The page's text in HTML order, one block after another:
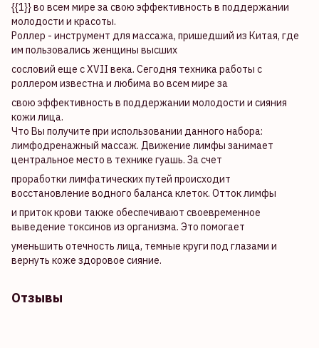
{{1}} во всем мире за свою эффективность в поддержании
молодости и красоты.
Роллер - инструмент для массажа, пришедший из Китая, где
им пользовались женщины высших
сословий еще с XVII века. Сегодня техника работы с
роллером известна и любима во всем мире за
свою эффективность в поддержании молодости и сияния
кожи лица.
Что Вы получите при использовании данного набора:
лимфодренажный массаж. Движение лимфы занимает
центральное место в технике гуашь. За счет
проработки лимфатических путей происходит
восстановление водного баланса клеток. Отток лимфы
и приток крови также обеспечивают своевременное
выведение токсинов из организма. Это помогает
уменьшить отечность лица, темные круги под глазами и
вернуть коже здоровое сияние.
Отзывы